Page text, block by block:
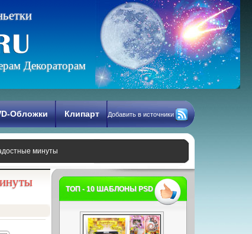
ьетки
Декораторам
Обложки Клипарт Добавить в источники
минуты
ТОП - 10 ШАБЛОНЫ PSD